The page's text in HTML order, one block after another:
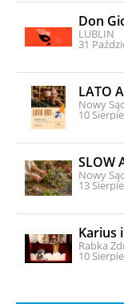
Don
LUBLIN
31
LATO
Nowy
10
SLOW
Nowy
13
Karius
Rabka
10